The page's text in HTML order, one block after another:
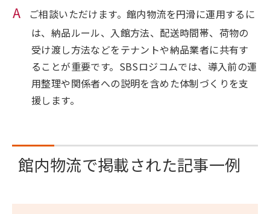
ご相談いただけます。館内物流を円滑に運用するに
は、納品ルール、入館方法、配送時間帯、荷物の
受け渡し方法などをテナントや納品業者に共有す
ることが重要です。SBSロジコムでは、導入前の運
用整理や関係者への説明を含めた体制づくりを支
援します。
館内物流で掲載された記事一例